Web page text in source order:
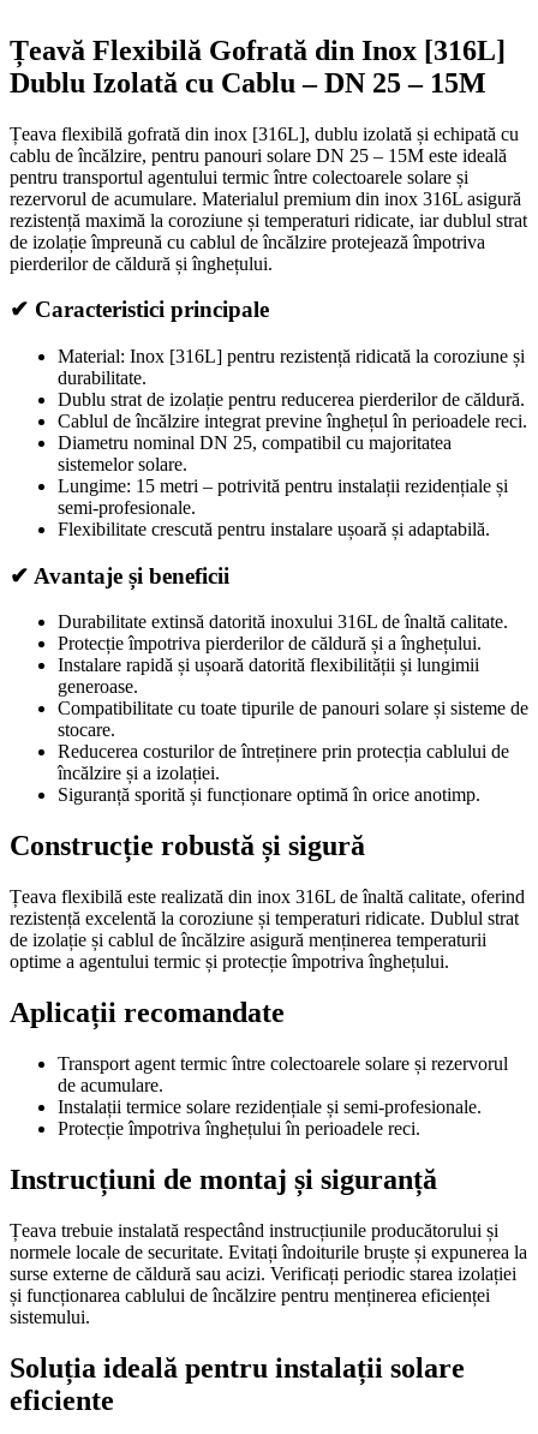
Țeavă Flexibilă Gofrată din Inox [316L]
Dublu Izolată cu Cablu – DN 25 – 15M
Țeava flexibilă gofrată din inox [316L], dublu izolată și echipată cu
cablu de încălzire, pentru panouri solare DN 25 – 15M este ideală
pentru transportul agentului termic între colectoarele solare și
rezervorul de acumulare. Materialul premium din inox 316L asigură
rezistență maximă la coroziune și temperaturi ridicate, iar dublul strat
de izolație împreună cu cablul de încălzire protejează împotriva
pierderilor de căldură și înghețului.
✔ Caracteristici principale
Material: Inox [316L] pentru rezistență ridicată la coroziune și
durabilitate.
Dublu strat de izolație pentru reducerea pierderilor de căldură.
Cablul de încălzire integrat previne înghețul în perioadele reci.
Diametru nominal DN 25, compatibil cu majoritatea
sistemelor solare.
Lungime: 15 metri – potrivită pentru instalații rezidențiale și
semi-profesionale.
Flexibilitate crescută pentru instalare ușoară și adaptabilă.
✔ Avantaje și beneficii
Durabilitate extinsă datorită inoxului 316L de înaltă calitate.
Protecție împotriva pierderilor de căldură și a înghețului.
Instalare rapidă și ușoară datorită flexibilității și lungimii
generoase.
Compatibilitate cu toate tipurile de panouri solare și sisteme de
stocare.
Reducerea costurilor de întreținere prin protecția cablului de
încălzire și a izolației.
Siguranță sporită și funcționare optimă în orice anotimp.
Construcție robustă și sigură
Țeava flexibilă este realizată din inox 316L de înaltă calitate, oferind
rezistență excelentă la coroziune și temperaturi ridicate. Dublul strat
de izolație și cablul de încălzire asigură menținerea temperaturii
optime a agentului termic și protecție împotriva înghețului.
Aplicații recomandate
Transport agent termic între colectoarele solare și rezervorul
de acumulare.
Instalații termice solare rezidențiale și semi-profesionale.
Protecție împotriva înghețului în perioadele reci.
Instrucțiuni de montaj și siguranță
Țeava trebuie instalată respectând instrucțiunile producătorului și
normele locale de securitate. Evitați îndoiturile bruște și expunerea la
surse externe de căldură sau acizi. Verificați periodic starea izolației
și funcționarea cablului de încălzire pentru menținerea eficienței
sistemului.
Soluția ideală pentru instalații solare
eficiente